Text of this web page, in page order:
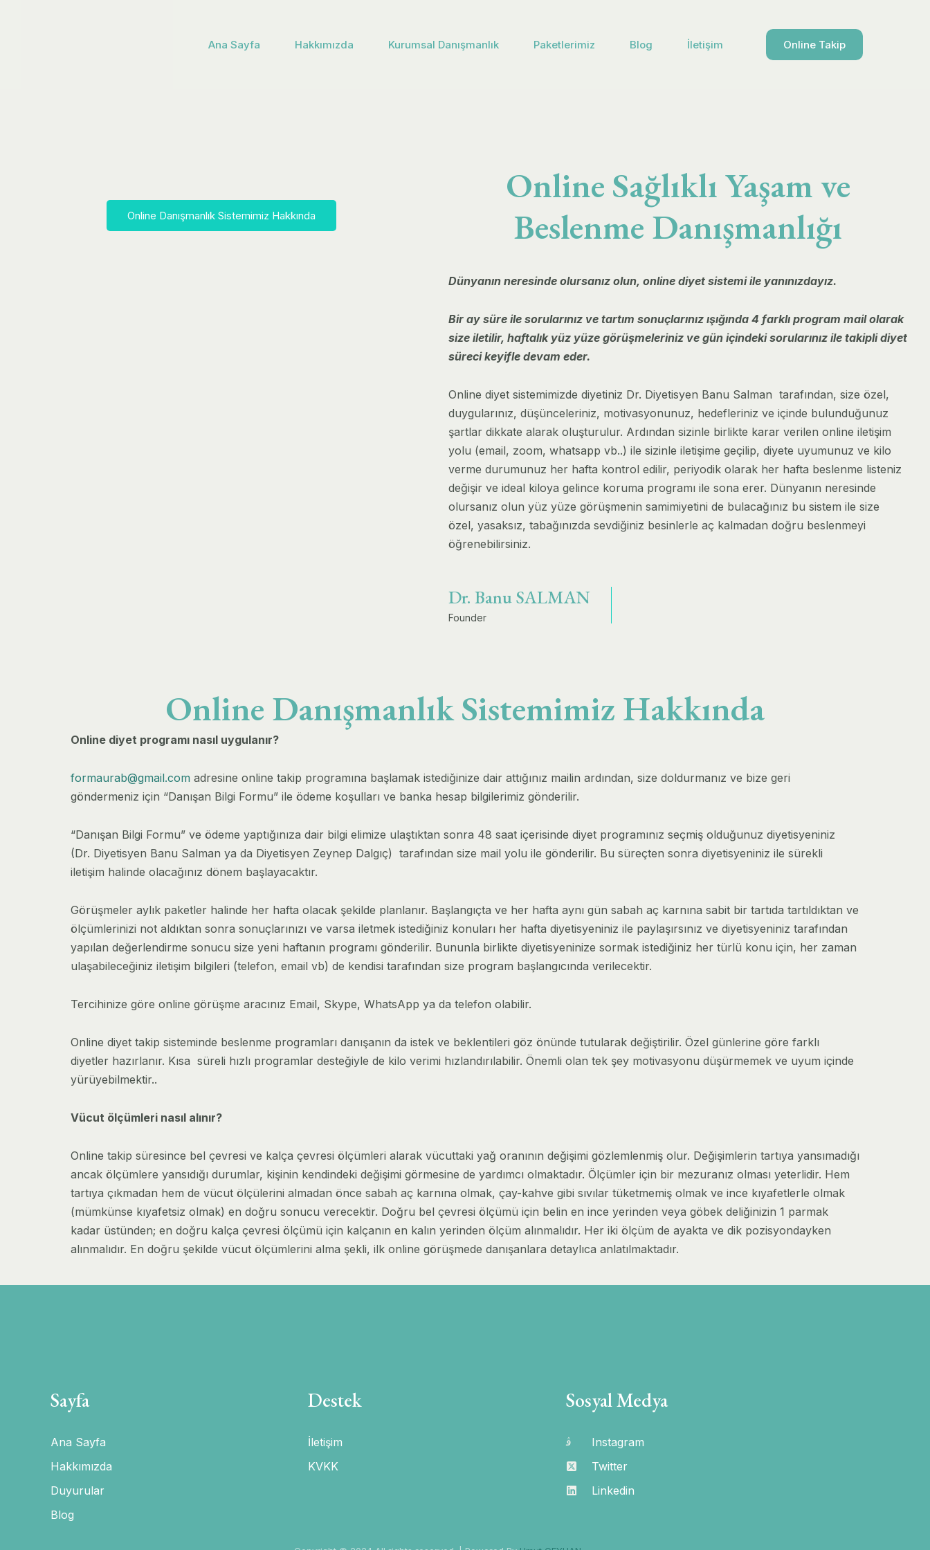
Ana Sayfa Hakkımızda Kurumsal Danışmanlık Paketlerimiz Blog İletişim Online Takip
Online Danışmanlık Sistemimiz Hakkında
Online Sağlıklı Yaşam ve
Beslenme Danışmanlığı
Dünyanın neresinde olursanız olun, online diyet sistemi ile yanınızdayız.
Bir ay süre ile sorularınız ve tartım sonuçlarınız ışığında 4 farklı program mail olarak
size iletilir, haftalık yüz yüze görüşmeleriniz ve gün içindeki sorularınız ile takipli diyet
süreci keyifle devam eder.
Online diyet sistemimizde diyetiniz Dr. Diyetisyen Banu Salman tarafından, size özel,
duygularınız, düşünceleriniz, motivasyonunuz, hedefleriniz ve içinde bulunduğunuz
şartlar dikkate alarak oluşturulur. Ardından sizinle birlikte karar verilen online iletişim
yolu (email, zoom, whatsapp vb..) ile sizinle iletişime geçilip, diyete uyumunuz ve kilo
verme durumunuz her hafta kontrol edilir, periyodik olarak her hafta beslenme listeniz
değişir ve ideal kiloya gelince koruma programı ile sona erer. Dünyanın neresinde
olursanız olun yüz yüze görüşmenin samimiyetini de bulacağınız bu sistem ile size
özel, yasaksız, tabağınızda sevdiğiniz besinlerle aç kalmadan doğru beslenmeyi
öğrenebilirsiniz.
Dr. Banu SALMAN
Founder
Online Danışmanlık Sistemimiz Hakkında
Online diyet programı nasıl uygulanır?
formaurab@gmail.com adresine online takip programına başlamak istediğinize dair attığınız mailin ardından, size doldurmanız ve bize geri
göndermeniz için “Danışan Bilgi Formu” ile ödeme koşulları ve banka hesap bilgilerimiz gönderilir.
“Danışan Bilgi Formu” ve ödeme yaptığınıza dair bilgi elimize ulaştıktan sonra 48 saat içerisinde diyet programınız seçmiş olduğunuz diyetisyeniniz
(Dr. Diyetisyen Banu Salman ya da Diyetisyen Zeynep Dalgıç) tarafından size mail yolu ile gönderilir. Bu süreçten sonra diyetisyeniniz ile sürekli
iletişim halinde olacağınız dönem başlayacaktır.
Görüşmeler aylık paketler halinde her hafta olacak şekilde planlanır. Başlangıçta ve her hafta aynı gün sabah aç karnına sabit bir tartıda tartıldıktan ve
ölçümlerinizi not aldıktan sonra sonuçlarınızı ve varsa iletmek istediğiniz konuları her hafta diyetisyeniniz ile paylaşırsınız ve diyetisyeniniz tarafından
yapılan değerlendirme sonucu size yeni haftanın programı gönderilir. Bununla birlikte diyetisyeninize sormak istediğiniz her türlü konu için, her zaman
ulaşabileceğiniz iletişim bilgileri (telefon, email vb) de kendisi tarafından size program başlangıcında verilecektir.
Tercihinize göre online görüşme aracınız Email, Skype, WhatsApp ya da telefon olabilir.
Online diyet takip sisteminde beslenme programları danışanın da istek ve beklentileri göz önünde tutularak değiştirilir. Özel günlerine göre farklı
diyetler hazırlanır. Kısa süreli hızlı programlar desteğiyle de kilo verimi hızlandırılabilir. Önemli olan tek şey motivasyonu düşürmemek ve uyum içinde
yürüyebilmektir..
Vücut ölçümleri nasıl alınır?
Online takip süresince bel çevresi ve kalça çevresi ölçümleri alarak vücuttaki yağ oranının değişimi gözlemlenmiş olur. Değişimlerin tartıya yansımadığı
ancak ölçümlere yansıdığı durumlar, kişinin kendindeki değişimi görmesine de yardımcı olmaktadır. Ölçümler için bir mezuranız olması yeterlidir. Hem
tartıya çıkmadan hem de vücut ölçülerini almadan önce sabah aç karnına olmak, çay-kahve gibi sıvılar tüketmemiş olmak ve ince kıyafetlerle olmak
(mümkünse kıyafetsiz olmak) en doğru sonucu verecektir. Doğru bel çevresi ölçümü için belin en ince yerinden veya göbek deliğinizin 1 parmak
kadar üstünden; en doğru kalça çevresi ölçümü için kalçanın en kalın yerinden ölçüm alınmalıdır. Her iki ölçüm de ayakta ve dik pozisyondayken
alınmalıdır. En doğru şekilde vücut ölçümlerini alma şekli, ilk online görüşmede danışanlara detaylıca anlatılmaktadır.
Sayfa
Ana Sayfa
Hakkımızda
Duyurular
Blog
Destek
İletişim
KVKK
Sosyal Medya
Instagram
Twitter
Linkedin